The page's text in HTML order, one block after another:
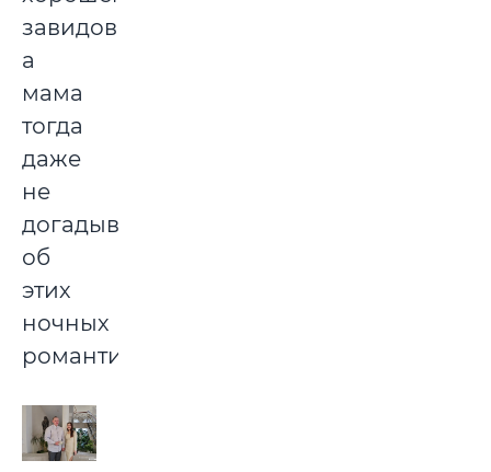
завидовали,
а
мама
тогда
даже
не
догадывалась
об
этих
ночных
романтиках.